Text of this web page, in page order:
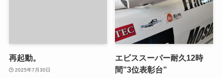
再起動。
2025年7月30日
エビススーパー耐久12時
間”3位表彰台”